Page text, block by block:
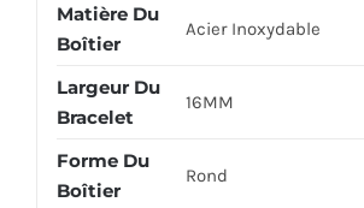
Matière Du
Boîtier
Acier Inoxydable
Largeur Du
Bracelet
16MM
Forme Du
Boîtier
Rond